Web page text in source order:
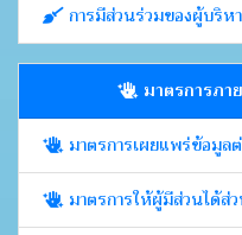
การมีส่วนร่วมของผู้บริห
มาตรการภา
มาตรการเผยแพร่ข้อมูล
มาตรการให้ผู้มีส่วนได้ส่